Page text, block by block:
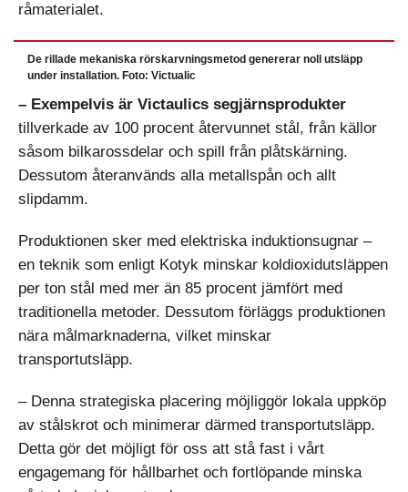
råmaterialet.
De rillade mekaniska rörskarvningsmetod genererar noll utsläpp
under installation. Foto: Victualic
– Exempelvis är Victaulics segjärnsprodukter
tillverkade av 100 procent återvunnet stål, från källor
såsom bilkarossdelar och spill från plåtskärning.
Dessutom återanvänds alla metallspån och allt
slipdamm.
Produktionen sker med elektriska induktionsugnar –
en teknik som enligt Kotyk minskar koldioxidutsläppen
per ton stål med mer än 85 procent jämfört med
traditionella metoder. Dessutom förläggs produktionen
nära målmarknaderna, vilket minskar
transportutsläpp.
– Denna strategiska placering möjliggör lokala uppköp
av stålskrot och minimerar därmed transportutsläpp.
Detta gör det möjligt för oss att stå fast i vårt
engagemang för hållbarhet och fortlöpande minska